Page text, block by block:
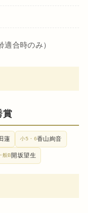
合時のみ）
賞
蓮 小5・6香山絢音
般B開坂望生